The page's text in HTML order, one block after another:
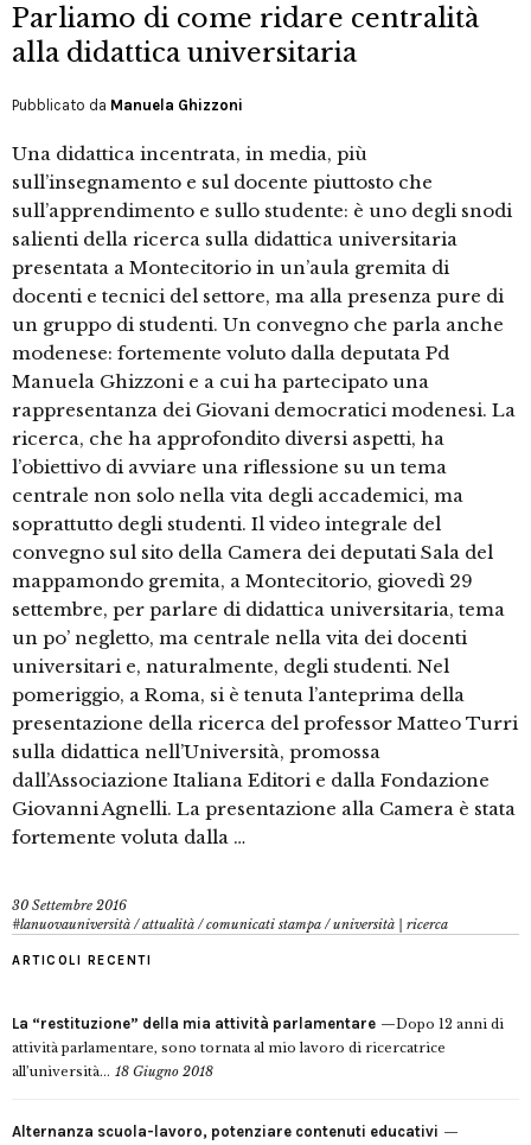
Parliamo di come ridare centralità
alla didattica universitaria
Pubblicato da Manuela Ghizzoni
Una didattica incentrata, in media, più
sull’insegnamento e sul docente piuttosto che
sull’apprendimento e sullo studente: è uno degli snodi
salienti della ricerca sulla didattica universitaria
presentata a Montecitorio in un’aula gremita di
docenti e tecnici del settore, ma alla presenza pure di
un gruppo di studenti. Un convegno che parla anche
modenese: fortemente voluto dalla deputata Pd
Manuela Ghizzoni e a cui ha partecipato una
rappresentanza dei Giovani democratici modenesi. La
ricerca, che ha approfondito diversi aspetti, ha
l’obiettivo di avviare una riflessione su un tema
centrale non solo nella vita degli accademici, ma
soprattutto degli studenti. Il video integrale del
convegno sul sito della Camera dei deputati Sala del
mappamondo gremita, a Montecitorio, giovedì 29
settembre, per parlare di didattica universitaria, tema
un po’ negletto, ma centrale nella vita dei docenti
universitari e, naturalmente, degli studenti. Nel
pomeriggio, a Roma, si è tenuta l’anteprima della
presentazione della ricerca del professor Matteo Turri
sulla didattica nell’Università, promossa
dall’Associazione Italiana Editori e dalla Fondazione
Giovanni Agnelli. La presentazione alla Camera è stata
fortemente voluta dalla …
30 Settembre 2016
#lanuovauniversità /attualità /comunicati stampa /università | ricerca
ARTICOLI RECENTI
La “restituzione” della mia attività parlamentare
Dopo 12 anni di
attività parlamentare, sono tornata al mio lavoro di ricercatrice
all’università... 18 Giugno 2018
Alternanza scuola-lavoro, potenziare contenuti educativi